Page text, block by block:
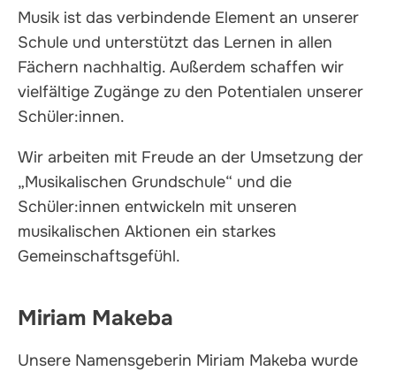
Musik ist das verbindende Element an unserer
Schule und unterstützt das Lernen in allen
Fächern nachhaltig. Außerdem schaffen wir
vielfältige Zugänge zu den Potentialen unserer
Schüler:innen.
Wir arbeiten mit Freude an der Umsetzung der
„Musikalischen Grundschule“ und die
Schüler:innen entwickeln mit unseren
musikalischen Aktionen ein starkes
Gemeinschaftsgefühl.
Miriam Makeba
Unsere Namensgeberin Miriam Makeba wurde